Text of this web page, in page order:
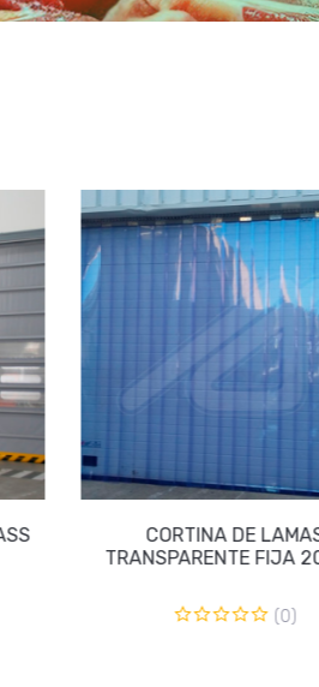
ABRIGO HINCHABLE